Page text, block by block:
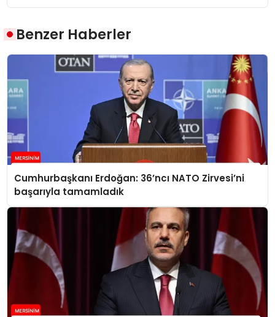
Benzer Haberler
Cumhurbaşkanı Erdoğan: 36’ncı NATO Zirvesi’ni
başarıyla tamamladık